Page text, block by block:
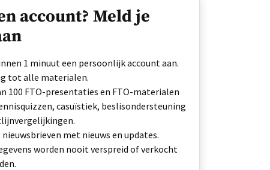
account? Meld je
1 minuut een persoonlijk account aan.
tot alle materialen.
100 FTO-presentaties en FTO-materialen
casuïstiek, beslisondersteuning
met nieuws en updates.
worden nooit verspreid of verkocht